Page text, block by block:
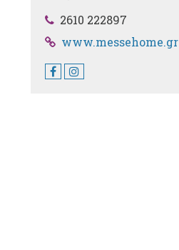
2610 222897
www.messehome.gr